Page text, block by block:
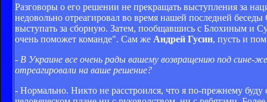
Разговоры о его решении не прекращать выступления за
недовольно отреагировал во время нашей последней
выступать за сборную. Затем, пообщавшись с Блохиным и
очень поможет команде". Сам же Андрей Гусин, пусть и
- В Украине все очень рады вашему возвращению под
отреагировали на ваше решение?
- Нормально. Никто не расстроился, что я по-прежнему